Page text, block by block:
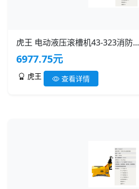
虎王 电动液压滚槽机43-323消防...
6977.75元
虎王 查看详情